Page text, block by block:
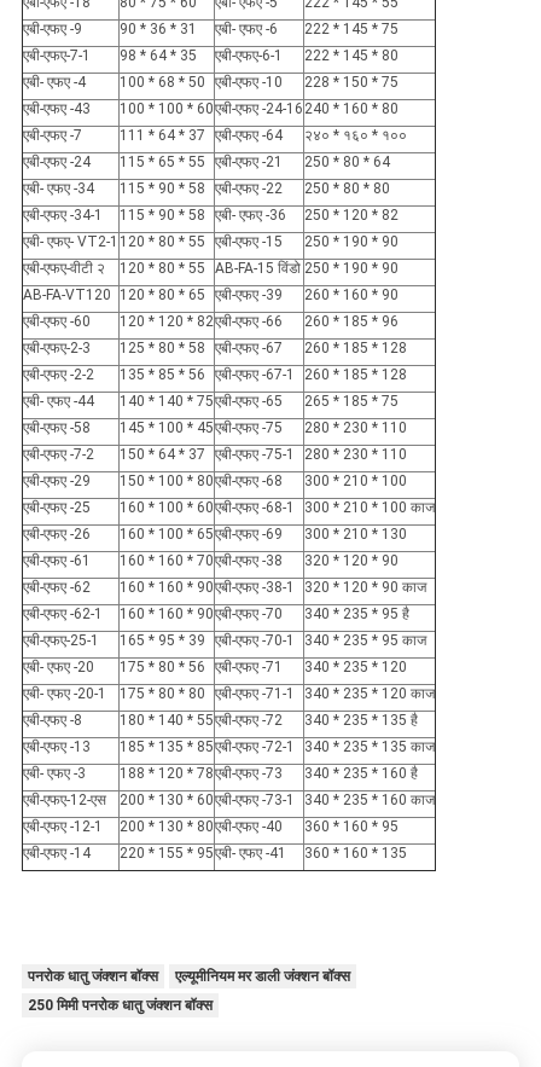
एबी-एफए -9
90 * 36 * 31 एबी- एफए -6
222 * 145 * 75
एबी-एफए-7-1
98 * 64 * 35 एबी-एफए-6-1
222 * 145 * 80
एबी- एफए -4
100 * 68 * 50 एबी-एफए -10
228 * 150 * 75
एबी-एफए -43
100 * 100 * 60एबी-एफए -24-16 240 * 160 * 80
एबी-एफए -7
111 * 64 * 37 एबी-एफए -64
२४० * १६० * १००
एबी-एफए -24
115 * 65 * 55 एबी-एफए -21
250 * 80 * 64
एबी- एफए -34
115 * 90 * 58 एबी-एफए -22
250 * 80 * 80
एबी-एफए -34-1
115 * 90 * 58 एबी- एफए -36
250 * 120 * 82
एबी- एफए- VT2-1 120 * 80 * 55 एबी-एफए -15
250 * 190 * 90
एबी-एफए-वीटी २
120 * 80 * 55 AB-FA-15 विंडो 250 * 190 * 90
AB-FA-VT120
120 * 80 * 65 एबी-एफए -39
260 * 160 * 90
एबी-एफए -60
120 * 120 * 82एबी-एफए -66
260 * 185 * 96
एबी-एफए-2-3
125 * 80 * 58 एबी-एफए -67
260 * 185 * 128
एबी-एफए -2-2
135 * 85 * 56 एबी-एफए -67-1
260 * 185 * 128
एबी- एफए -44
140 * 140 * 75एबी-एफए -65
265 * 185 * 75
एबी-एफए -58
145 * 100 * 45एबी-एफए -75
280 * 230 * 110
एबी-एफए -7-2
150 * 64 * 37 एबी-एफए -75-1
280 * 230 * 110
एबी-एफए -29
150 * 100 * 80एबी-एफए -68
300 * 210 * 100
एबी-एफए -25
160 * 100 * 60एबी-एफए -68-1
300 * 210 * 100 काज
एबी-एफए -26
160 * 100 * 65एबी-एफए -69
300 * 210 * 130
एबी-एफए -61
160 * 160 * 70एबी-एफए -38
320 * 120 * 90
एबी-एफए -62
160 * 160 * 90एबी-एफए -38-1
320 * 120 * 90 काज
एबी-एफए -62-1
160 * 160 * 90एबी-एफए -70
340 * 235 * 95 है
एबी-एफए-25-1
165 * 95 * 39 एबी-एफए -70-1
340 * 235 * 95 काज
एबी- एफए -20
175 * 80 * 56 एबी-एफए -71
340 * 235 * 120
एबी- एफए -20-1
175 * 80 * 80 एबी-एफए -71-1
340 * 235 * 120 काज
एबी-एफए -8
180 * 140 * 55एबी-एफए -72
340 * 235 * 135 है
एबी-एफए -13
185 * 135 * 85एबी-एफए -72-1
340 * 235 * 135 काज
एबी- एफए -3
188 * 120 * 78एबी-एफए -73
340 * 235 * 160 है
एबी-एफए-12-एस
200 * 130 * 60एबी-एफए -73-1
340 * 235 * 160 काज
एबी-एफए -12-1
200 * 130 * 80एबी-एफए -40
360 * 160 * 95
एबी-एफए -14
220 * 155 * 95एबी- एफए -41 360 * 160 * 135
पनरोक धातु जंक्शन बॉक्स
एल्यूमीनियम मर डाली जंक्शन बॉक्स
250 मिमी पनरोक धातु जंक्शन बॉक्स